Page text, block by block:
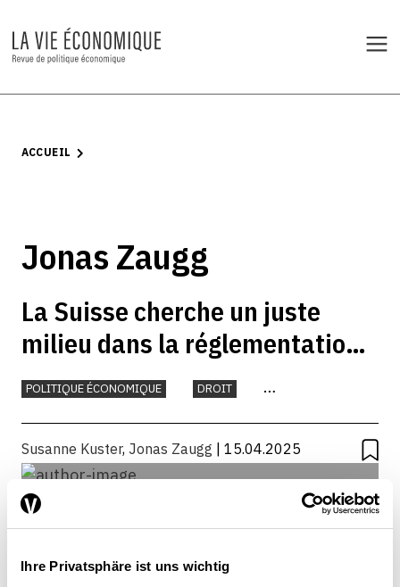
Ihre Privatsphäre ist uns wichtig
ACCUEIL
Jonas Zaugg
La Suisse cherche un juste
milieu dans la réglementation
de l’IA
POLITIQUE ÉCONOMIQUE
DROIT
Susanne Kuster, Jonas Zaugg | 15.04.2025